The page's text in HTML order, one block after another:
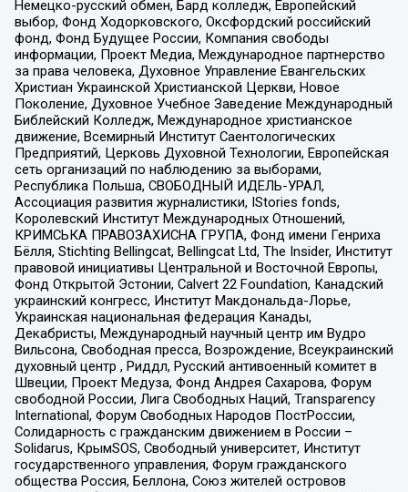
Немецко-русский обмен, Бард колледж, Европейский
выбор, Фонд Ходорковского, Оксфордский российский
фонд, Фонд Будущее России, Компания свободы
информации, Проект Медиа, Международное партнерство
за права человека, Духовное Управление Евангельских
Христиан Украинской Христианской Церкви, Новое
Поколение, Духовное Учебное Заведение Международный
Библейский Колледж, Международное христианское
движение, Всемирный Институт Саентологических
Предприятий, Церковь Духовной Технологии, Европейская
сеть организаций по наблюдению за выборами,
Республика Польша, СВОБОДНЫЙ ИДЕЛЬ-УРАЛ,
Ассоциация развития журналистики, IStories fonds,
Королевский Институт Международных Отношений,
КРИМСЬКА ПРАВОЗАХИСНА ГРУПА, Фонд имени Генриха
Бёлля, Stichting Bellingcat, Bellingcat Ltd, The Insider, Институт
правовой инициативы Центральной и Восточной Европы,
Фонд Открытой Эстонии, Calvert 22 Foundation, Канадский
украинский конгресс, Институт Макдональда-Лорье,
Украинская национальная федерация Канады,
Декабристы, Международный научный центр им Вудро
Вильсона, Свободная пресса, Возрождение, Всеукраинский
духовный центр , Риддл, Русский антивоенный комитет в
Швеции, Проект Медуза, Фонд Андрея Сахарова, Форум
свободной России, Лига Свободных Наций, Transparеncy
International, Форум Свободных Народов ПостРоссии,
Солидарность с гражданским движением в России –
Solidarus, КрымSOS, Свободный университет, Институт
государственного управления, Форум гражданского
общества Россия, Беллона, Союз жителей островов